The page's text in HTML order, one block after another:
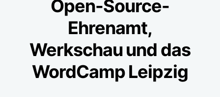
Open-Source-
Ehrenamt,
Werkschau und das
WordCamp Leipzig